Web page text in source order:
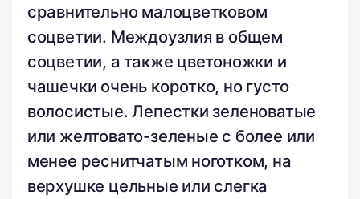
сравнительно малоцветковом
соцветии. Междоузлия в общем
соцветии, а также цветоножки и
чашечки очень коротко, но густо
волосистые. Лепестки зеленоватые
или желтовато-зеленые с более или
менее реснитчатым ноготком, на
верхушке цельные или слегка